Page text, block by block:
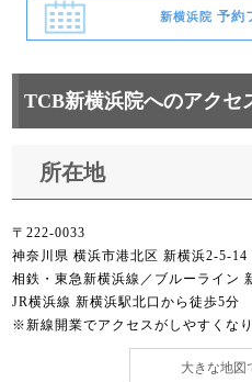
新横浜院 予約
TCB新横浜院へのアクセ
所在地
〒222-0033
神奈川県 横浜市港北区 新横浜2-5-
相鉄・東急新横浜線／ブルーライン
JR横浜線 新横浜駅北口から徒歩5分
※新線開業でアクセスがしやすくな
大きな地図